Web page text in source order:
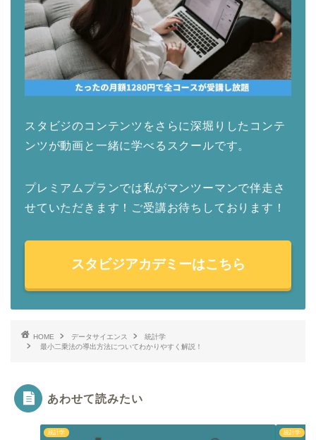
スタビジのコンテンツをさらに深堀りしたコンテ
ンツが動画と一緒に学べるスクールです。
プレミアムプランでは私がマンツーマンで伴走さ
せていただきます！ご受講お待ちしております！
スタビジアカデミーはこちら
HOME データサイエンス
統計学
最小二乗法の導出方法についてわかりやすく解説！
あわせて読みたい
統計学 統計学